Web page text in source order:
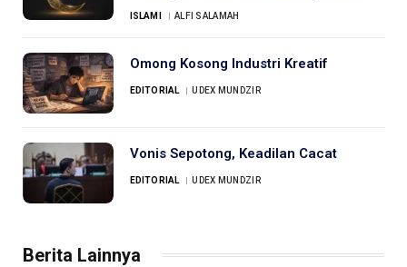
ISLAMI ALFI SALAMAH
Omong Kosong Industri Kreatif
EDITORIAL UDEX MUNDZIR
Vonis Sepotong, Keadilan Cacat
EDITORIAL UDEX MUNDZIR
Berita Lainnya